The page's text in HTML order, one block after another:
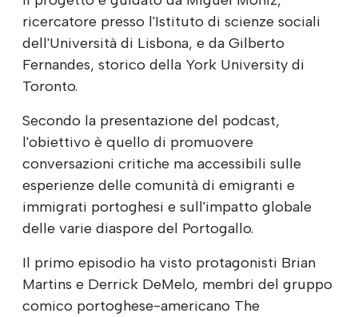
ricercatore presso l'Istituto di scienze sociali
dell'Università di Lisbona, e da Gilberto
Fernandes, storico della York University di
Toronto.
Secondo la presentazione del podcast,
l'obiettivo è quello di promuovere
conversazioni critiche ma accessibili sulle
esperienze delle comunità di emigranti e
immigrati portoghesi e sull'impatto globale
delle varie diaspore del Portogallo.
Il primo episodio ha visto protagonisti Brian
Martins e Derrick DeMelo, membri del gruppo
comico portoghese-americano The